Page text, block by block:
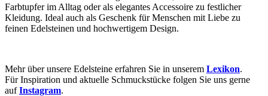
Farbtupfer im Alltag oder als elegantes Accessoire zu festlicher
Kleidung. Ideal auch als Geschenk für Menschen mit Liebe zu
feinen Edelsteinen und hochwertigem Design.
Mehr über unsere Edelsteine erfahren Sie in unserem Lexikon.
Für Inspiration und aktuelle Schmuckstücke folgen Sie uns gerne
aufInstagram.